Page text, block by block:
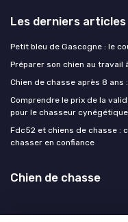
Les derniers articles
Petit bleu de Gascogne : le
Préparer son chien au travail
Chien de chasse après 8
Comprendre le prix de la
pour le chasseur cynégétique
Fdc52 et chiens de chasse :
chasser en confiance
Chien de chasse